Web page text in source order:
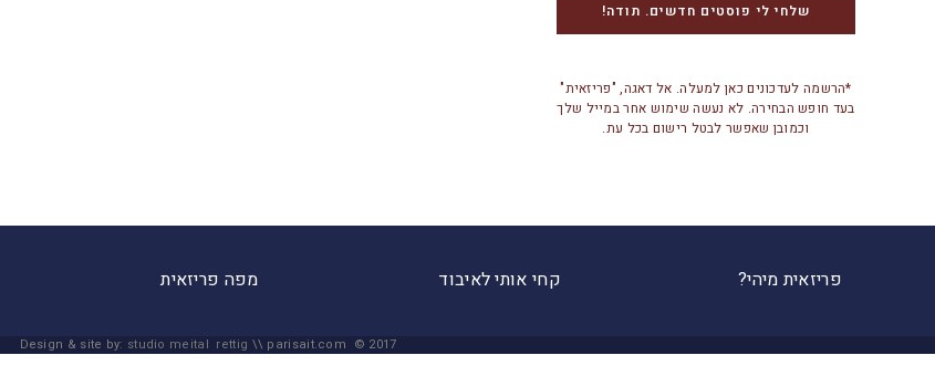
*הרשמה לעדכונים כאן למעלה. אל דאגה, "פריזאית"
בעד חופש הבחירה. לא נעשה שימוש אחר במייל שלך
וכמובן שאפשר לבטל רישום בכל עת.
פריזאית מיהי? קחי אותי לאיבוד מפה פריזאית
Design & site by: studio meital rettig \\ parisait.com © 2017